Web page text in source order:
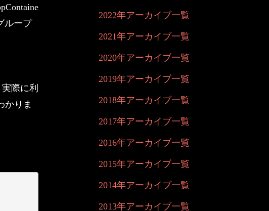
ループ
際に利
かりま
2022年アーカイブ一覧
2021年アーカイブ一覧
2020年アーカイブ一覧
2019年アーカイブ一覧
2018年アーカイブ一覧
2017年アーカイブ一覧
2016年アーカイブ一覧
2015年アーカイブ一覧
2014年アーカイブ一覧
2013年アーカイブ一覧